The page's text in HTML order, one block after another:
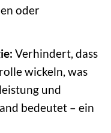
oder
Verhindert, dass
wickeln, was
und
bedeutet – ein